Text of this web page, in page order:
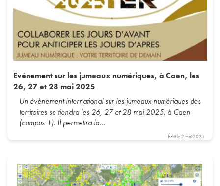
Evénement sur les jumeaux numériques, à Caen, les
26, 27 et 28 mai 2025
Un évènement international sur les jumeaux numériques des
territoires se tiendra les 26, 27 et 28 mai 2025, à Caen
(campus 1). Il permettra la…
Écrit le2 mai 2025